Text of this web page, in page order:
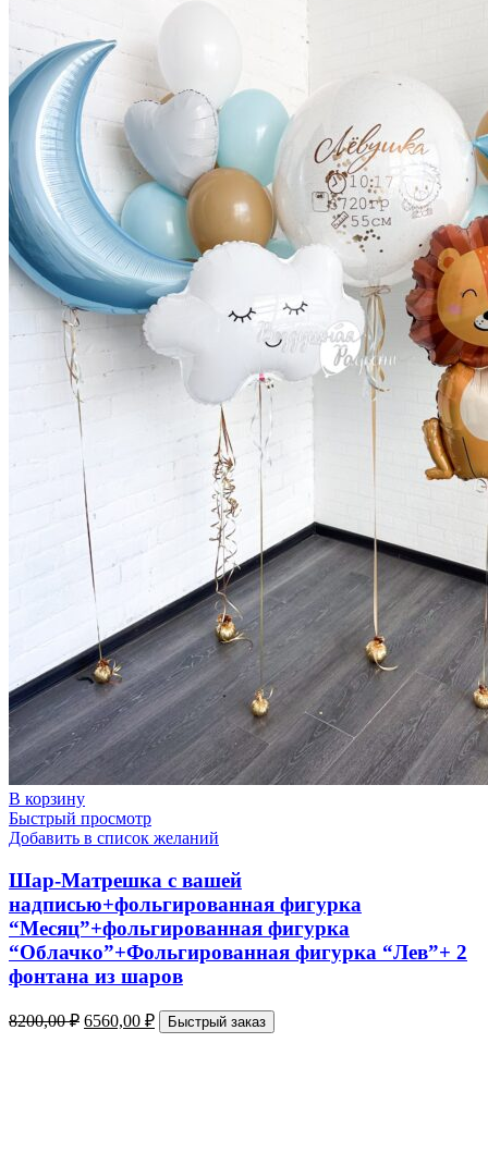
В корзину
Быстрый просмотр
Добавить в список желаний
Шар-Матрешка с вашей
надписью+фольгированная фигурка
“Месяц”+фольгированная фигурка
“Облачко”+Фольгированная фигурка “Лев”+ 2
фонтана из шаров
8200,00₽ 6560,00 ₽ Быстрый заказ